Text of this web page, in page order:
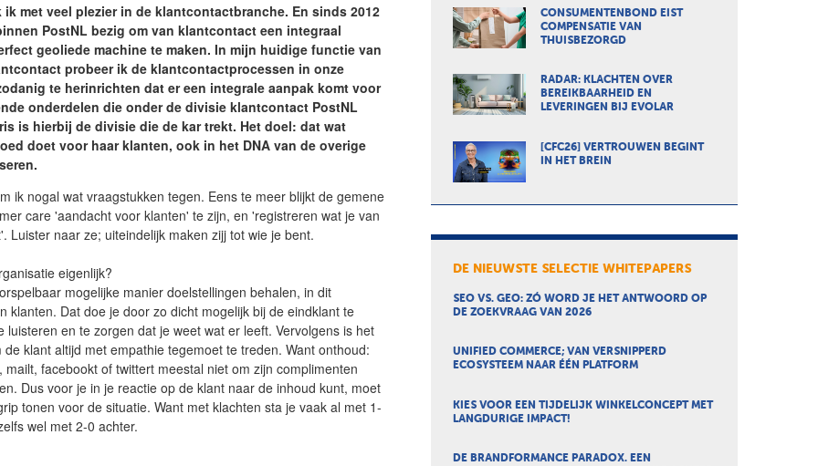
ik met veel plezier in de klantcontactbranche. En sinds 2012
PostNL bezig om van klantcontact een integraal
geoliede machine te maken. In mijn huidige functie van
probeer ik de klantcontactprocessen in onze
te herinrichten dat er een integrale aanpak komt voor
onderdelen die onder de divisie klantcontact PostNL
is hierbij de divisie die de kar trekt. Het doel: dat wat
doet voor haar klanten, ook in het DNA van de overige
ik nogal wat vraagstukken tegen. Eens te meer blijkt de gemene
care 'aandacht voor klanten' te zijn, en 'registreren wat je van
Luister naar ze; uiteindelijk maken zijj tot wie je bent.
eigenlijk?
mogelijke manier doelstellingen behalen, in dit
klanten. Dat doe je door zo dicht mogelijk bij de eindklant te
luisteren en te zorgen dat je weet wat er leeft. Vervolgens is het
de klant altijd met empathie tegemoet te treden. Want onthoud:
mailt, facebookt of twittert meestal niet om zijn complimenten
Dus voor je in je reactie op de klant naar de inhoud kunt, moet
tonen voor de situatie. Want met klachten sta je vaak al met 1-
wel met 2-0 achter.
CONSUMENTENBOND EIST
COMPENSATIE VAN
THUISBEZORGD
RADAR: KLACHTEN OVER
BEREIKBAARHEID EN
LEVERINGEN BIJ EVOLAR
[CFC26] VERTROUWEN BEGINT
IN HET BREIN
DE NIEUWSTE SELECTIE WHITEPAPERS
SEO VS. GEO: ZÓ WORD JE HET ANTWOORD OP
DE ZOEKVRAAG VAN 2026
UNIFIED COMMERCE; VAN VERSNIPPERD
ECOSYSTEEM NAAR ÉÉN PLATFORM
KIES VOOR EEN TIJDELIJK WINKELCONCEPT MET
LANGDURIGE IMPACT!
DE BRANDFORMANCE PARADOX. EEN